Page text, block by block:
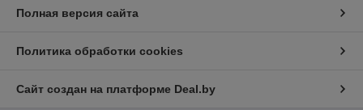
Полная версия сайта
Политика обработки cookies
Сайт создан на платформе Deal.by